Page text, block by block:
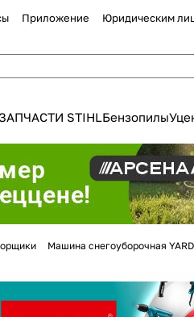
Приложение Юридическим
STIHLБензопилы
Машина снегоуборочная
на частибез